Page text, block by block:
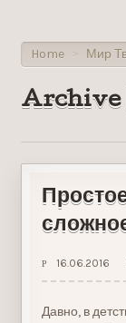
Home > Мир
Archive
16.06.2016
Давно, в